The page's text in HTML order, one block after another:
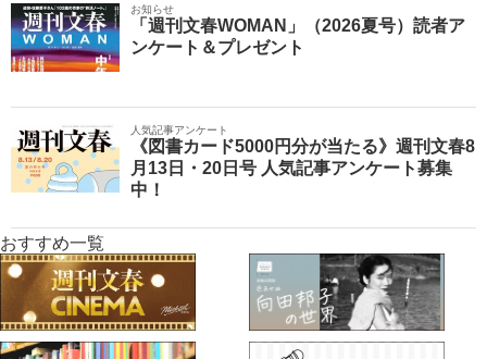
お知らせ
「週刊文春WOMAN」（2026夏号）読者ア
ンケート＆プレゼント
人気記事アンケート
《図書カード5000円分が当たる》週刊文春8
月13日・20日号 人気記事アンケート募集
中！
おすすめ一覧